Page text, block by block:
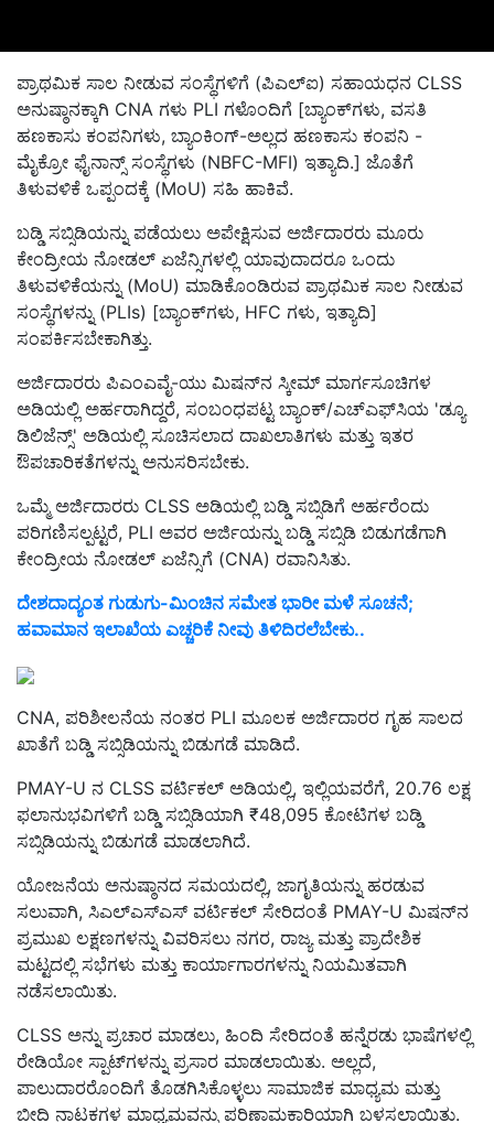
ಪ್ರಾಥಮಿಕ ಸಾಲ ನೀಡುವ ಸಂಸ್ಥೆಗಳಿಗೆ (ಪಿಎಲ್‌ಐ) ಸಹಾಯಧನ CLSS
ಅನುಷ್ಠಾನಕ್ಕಾಗಿ CNA ಗಳು PLI ಗಳೊಂದಿಗೆ [ಬ್ಯಾಂಕ್‌ಗಳು, ವಸತಿ
ಹಣಕಾಸು ಕಂಪನಿಗಳು, ಬ್ಯಾಂಕಿಂಗ್-ಅಲ್ಲದ ಹಣಕಾಸು ಕಂಪನಿ -
ಮೈಕ್ರೋ ಫೈನಾನ್ಸ್ ಸಂಸ್ಥೆಗಳು (NBFC-MFI) ಇತ್ಯಾದಿ.] ಜೊತೆಗೆ
ತಿಳುವಳಿಕೆ ಒಪ್ಪಂದಕ್ಕೆ (MoU) ಸಹಿ ಹಾಕಿವೆ.
ಬಡ್ಡಿ ಸಬ್ಸಿಡಿಯನ್ನು ಪಡೆಯಲು ಅಪೇಕ್ಷಿಸುವ ಅರ್ಜಿದಾರರು ಮೂರು
ಕೇಂದ್ರೀಯ ನೋಡಲ್ ಏಜೆನ್ಸಿಗಳಲ್ಲಿ ಯಾವುದಾದರೂ ಒಂದು
ತಿಳುವಳಿಕೆಯನ್ನು (MoU) ಮಾಡಿಕೊಂಡಿರುವ ಪ್ರಾಥಮಿಕ ಸಾಲ ನೀಡುವ
ಸಂಸ್ಥೆಗಳನ್ನು (PLIs) [ಬ್ಯಾಂಕ್‌ಗಳು, HFC ಗಳು, ಇತ್ಯಾದಿ]
ಸಂಪರ್ಕಿಸಬೇಕಾಗಿತ್ತು.
ಅರ್ಜಿದಾರರು ಪಿಎಂಎವೈ-ಯು ಮಿಷನ್‌ನ ಸ್ಕೀಮ್ ಮಾರ್ಗಸೂಚಿಗಳ
ಅಡಿಯಲ್ಲಿ ಅರ್ಹರಾಗಿದ್ದರೆ, ಸಂಬಂಧಪಟ್ಟ ಬ್ಯಾಂಕ್/ಎಚ್‌ಎಫ್‌ಸಿಯ 'ಡ್ಯೂ
ಡಿಲಿಜೆನ್ಸ್' ಅಡಿಯಲ್ಲಿ ಸೂಚಿಸಲಾದ ದಾಖಲಾತಿಗಳು ಮತ್ತು ಇತರ
ಔಪಚಾರಿಕತೆಗಳನ್ನು ಅನುಸರಿಸಬೇಕು.
ಒಮ್ಮೆ ಅರ್ಜಿದಾರರು CLSS ಅಡಿಯಲ್ಲಿ ಬಡ್ಡಿ ಸಬ್ಸಿಡಿಗೆ ಅರ್ಹರೆಂದು
ಪರಿಗಣಿಸಲ್ಪಟ್ಟರೆ, PLI ಅವರ ಅರ್ಜಿಯನ್ನು ಬಡ್ಡಿ ಸಬ್ಸಿಡಿ ಬಿಡುಗಡೆಗಾಗಿ
ಕೇಂದ್ರೀಯ ನೋಡಲ್ ಏಜೆನ್ಸಿಗೆ (CNA) ರವಾನಿಸಿತು.
ದೇಶದಾದ್ಯಂತ ಗುಡುಗು-ಮಿಂಚಿನ ಸಮೇತ ಭಾರೀ ಮಳೆ ಸೂಚನೆ;
ಹವಾಮಾನ ಇಲಾಖೆಯ ಎಚ್ಚರಿಕೆ ನೀವು ತಿಳಿದಿರಲೆಬೇಕು..
CNA, ಪರಿಶೀಲನೆಯ ನಂತರ PLI ಮೂಲಕ ಅರ್ಜಿದಾರರ ಗೃಹ ಸಾಲದ
ಖಾತೆಗೆ ಬಡ್ಡಿ ಸಬ್ಸಿಡಿಯನ್ನು ಬಿಡುಗಡೆ ಮಾಡಿದೆ.
PMAY-U ನ CLSS ವರ್ಟಿಕಲ್ ಅಡಿಯಲ್ಲಿ, ಇಲ್ಲಿಯವರೆಗೆ, 20.76 ಲಕ್ಷ
ಫಲಾನುಭವಿಗಳಿಗೆ ಬಡ್ಡಿ ಸಬ್ಸಿಡಿಯಾಗಿ ₹48,095 ಕೋಟಿಗಳ ಬಡ್ಡಿ
ಸಬ್ಸಿಡಿಯನ್ನು ಬಿಡುಗಡೆ ಮಾಡಲಾಗಿದೆ.
ಯೋಜನೆಯ ಅನುಷ್ಠಾನದ ಸಮಯದಲ್ಲಿ, ಜಾಗೃತಿಯನ್ನು ಹರಡುವ
ಸಲುವಾಗಿ, ಸಿಎಲ್‌ಎಸ್‌ಎಸ್ ವರ್ಟಿಕಲ್ ಸೇರಿದಂತೆ PMAY-U ಮಿಷನ್‌ನ
ಪ್ರಮುಖ ಲಕ್ಷಣಗಳನ್ನು ವಿವರಿಸಲು ನಗರ, ರಾಜ್ಯ ಮತ್ತು ಪ್ರಾದೇಶಿಕ
ಮಟ್ಟದಲ್ಲಿ ಸಭೆಗಳು ಮತ್ತು ಕಾರ್ಯಾಗಾರಗಳನ್ನು ನಿಯಮಿತವಾಗಿ
ನಡೆಸಲಾಯಿತು.
CLSS ಅನ್ನು ಪ್ರಚಾರ ಮಾಡಲು, ಹಿಂದಿ ಸೇರಿದಂತೆ ಹನ್ನೆರಡು ಭಾಷೆಗಳಲ್ಲಿ
ರೇಡಿಯೋ ಸ್ಪಾಟ್‌ಗಳನ್ನು ಪ್ರಸಾರ ಮಾಡಲಾಯಿತು. ಅಲ್ಲದೆ,
ಪಾಲುದಾರರೊಂದಿಗೆ ತೊಡಗಿಸಿಕೊಳ್ಳಲು ಸಾಮಾಜಿಕ ಮಾಧ್ಯಮ ಮತ್ತು
ಬೀದಿ ನಾಟಕಗಳ ಮಾಧ್ಯಮವನ್ನು ಪರಿಣಾಮಕಾರಿಯಾಗಿ ಬಳಸಲಾಯಿತು.